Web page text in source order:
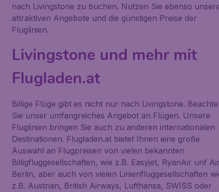
nach Livingstone zu buchen. Nutzen Sie ebenso
attraktiven Angebote und die günstigen Preise der
Fluglinien.
Livingstone und mehr mit
Flugladen.at
Billige Flüge gibt es nicht nur nach Livingstone.
Sie unser umfangreiches Angebot an Flügen. Unsere
Fluglinien bringen Sie auch zu anderen internationalen
Destinationen. Flugladen.at bietet Ihnen eine große
Auswahl an Flugpreisen von vielen bekannten
Billigfluggesellschaften, wie z.B. Easyjet, RyanAir unf
Berlin, aber auch von vielen Linienfluggesellschaften
z.B. Austrian, British Airways, Lufthansa, SWISS oder